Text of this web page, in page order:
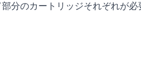
分のカートリッジそれぞれが必